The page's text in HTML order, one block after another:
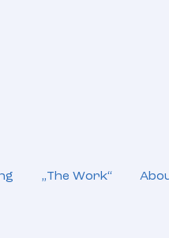
„The Work“